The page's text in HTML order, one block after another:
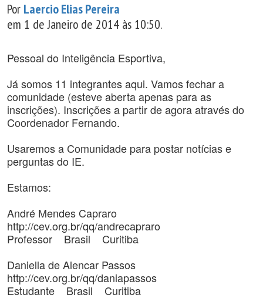
Por Laercio Elias Pereira
em 1 de Janeiro de 2014 às 10:50.
Pessoal do Inteligência Esportiva,
Já somos 11 integrantes aqui. Vamos fechar a
comunidade (esteve aberta apenas para as
inscrições). Inscrições a partir de agora através do
Coordenador Fernando.
Usaremos a Comunidade para postar notícias e
perguntas do IE.
Estamos:
André Mendes Capraro
http://cev.org.br/qq/andrecapraro
Professor Brasil Curitiba
Daniella de Alencar Passos
http://cev.org.br/qq/daniapassos
Estudante Brasil Curitiba